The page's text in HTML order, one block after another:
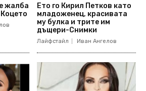
жалба
Ето го Кирил Петков като
младоженец, красивата
му булка и трите им
дъщери-Снимки
Лайфстайл Иван Ангелов